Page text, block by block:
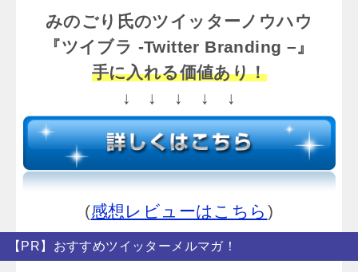
みのごり氏のツイッターノウハウ
『ツイブラ -Twitter Branding –』
手に入れる価値あり！
↓ ↓ ↓ ↓ ↓
(感想レビューはこちら )
【PR】おすすめツイッターメルマガ！